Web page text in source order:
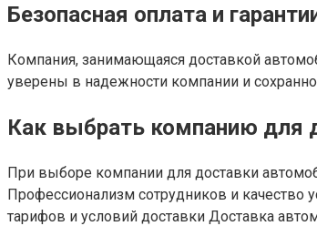
Безопасная оплата и
Компания, занимающаяся доставкой
уверены в надежности компании и
Как выбрать компанию для
При выборе компании для доставки
Профессионализм сотрудников и качество
тарифов и условий доставки Доставка